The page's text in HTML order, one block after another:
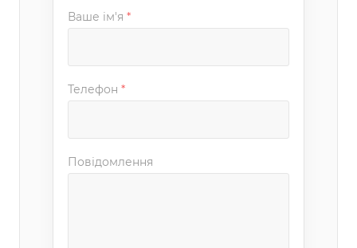
Ваше ім'я *
Телефон *
Повідомлення